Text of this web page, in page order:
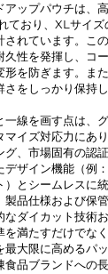
ップパウチは、
ており、XLサイズ
れています。こ
性を発揮し、コ
を防ぎます。ま
をしっかり保持
線を画す点は、
イズ対応力にあ
、市場固有の認
ザイン機能（例
とシームレスに
品仕様および保
ダイカット技術
満たすだけでな
大限に高めるパ
品ブランドへの